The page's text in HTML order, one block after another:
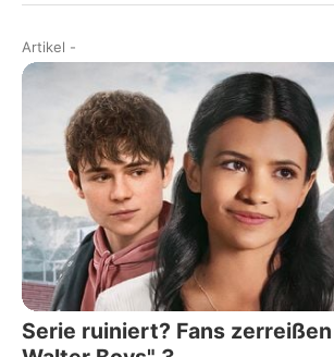
Artikel -
Serie ruiniert? Fans